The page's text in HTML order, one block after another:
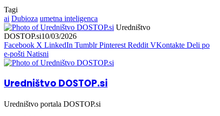
Tagi
ai Dubioza umetna inteligenca
Uredništvo
DOSTOP.si10/03/2026
Facebook X LinkedIn Tumblr Pinterest Reddit VKontakte Deli po
e-pošti Natisni
Uredništvo DOSTOP.si
Uredništvo portala DOSTOP.si